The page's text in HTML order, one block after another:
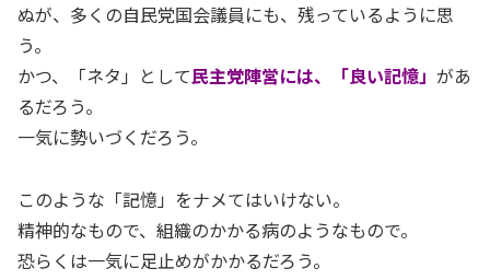
ぬが、多くの自民党国会議員にも、残っているように思
う。
かつ、「ネタ」として民主党陣営には、「良い記憶」 があ
るだろう。
一気に勢いづくだろう。
このような「記憶」をナメてはいけない。
精神的なもので、組織のかかる病のようなもので。
恐らくは一気に足止めがかかるだろう。